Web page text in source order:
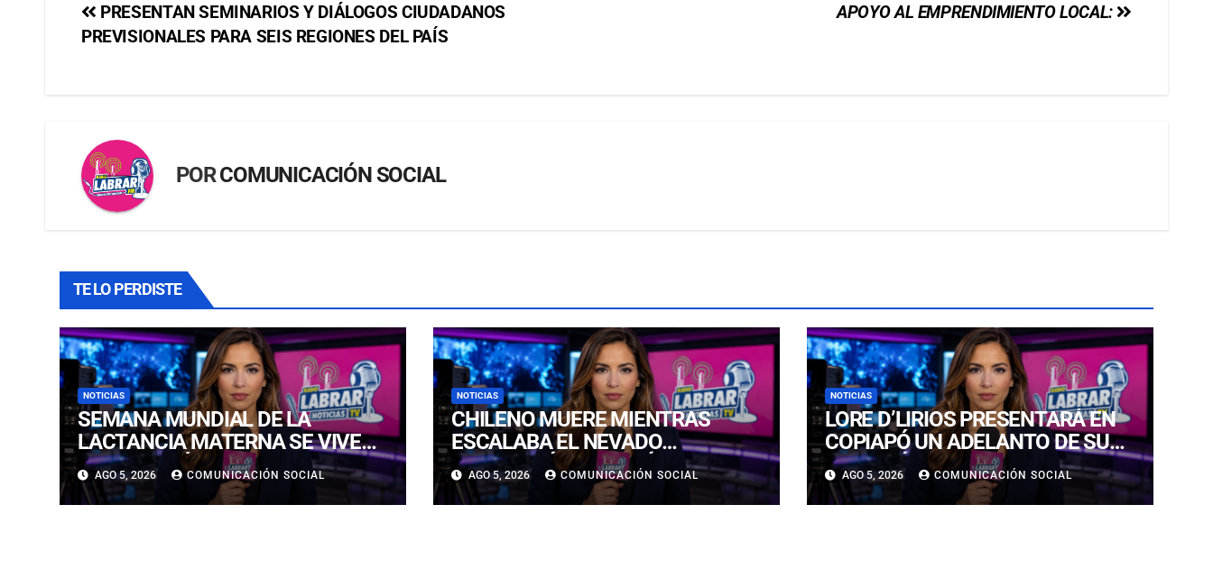
APOYO AL EMPRENDIMIENTO LOCAL:
PRESENTAN SEMINARIOS Y DIÁLOGOS CIUDADANOS
PREVISIONALES PARA SEIS REGIONES DEL PAÍS
PORCOMUNICACIÓN SOCIAL
TE LO PERDISTE
NOTICIAS
SEMANA MUNDIAL DE LA
LACTANCIA MATERNA SE VIVE
EN COPIAPÓ CON FERIA
EDUCATIVA ABIERTA A LA
COMUNIDAD
AGO 5, 2026 COMUNICACIÓN SOCIAL
NOTICIAS
CHILENO MUERE MIENTRAS
ESCALABA EL NEVADO
HUASCARÁN EN PERÚ: SE
HABRÍA PRECIPITADO DESDE 900
METROS
AGO 5, 2026 COMUNICACIÓN SOCIAL
NOTICIAS
LORE D’LIRIOS PRESENTARÁ EN
COPIAPÓ UN ADELANTO DE SU
NUEVO ÁLBUM “FRUTOS Y
RAÍCES”
AGO 5, 2026 COMUNICACIÓN SOCIAL